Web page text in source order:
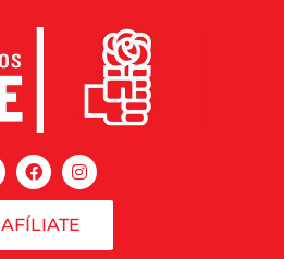
AFÍLIATE